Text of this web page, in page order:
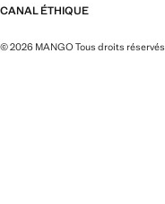
CANAL ÉTHIQUE
© 2026 MANGO Tous droits réservés